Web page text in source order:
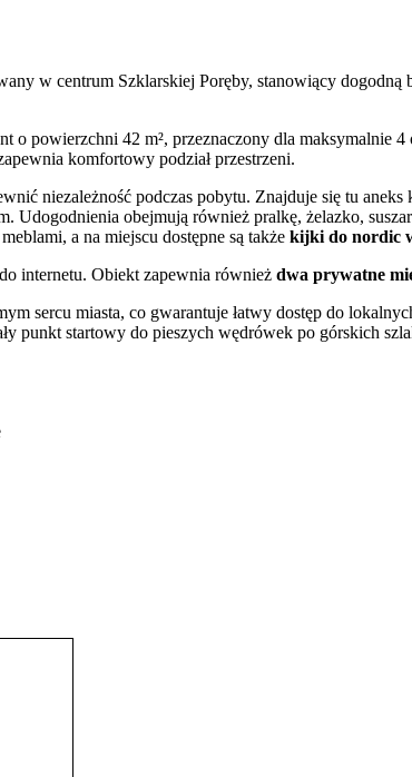
w centrum Szklarskiej Poręby, stanowiący dogodną
o powierzchni 42 m², przeznaczony dla maksymalnie 4
komfortowy podział przestrzeni.
niezależność podczas pobytu. Znajduje się tu
Udogodnienia obejmują również pralkę, żelazko,
a na miejscu dostępne są także kijki do nordic
internetu. Obiekt zapewnia również dwa prywatne
sercu miasta, co gwarantuje łatwy dostęp do
punkt startowy do pieszych wędrówek po górskich
Wodospad Szklarki, Wodospad Kamieńczyka, formacja
wyborem dla miłośników aktywnego
czy kręgielni.